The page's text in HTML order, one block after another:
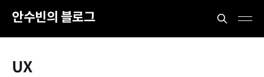
안수빈의 블로그
UX